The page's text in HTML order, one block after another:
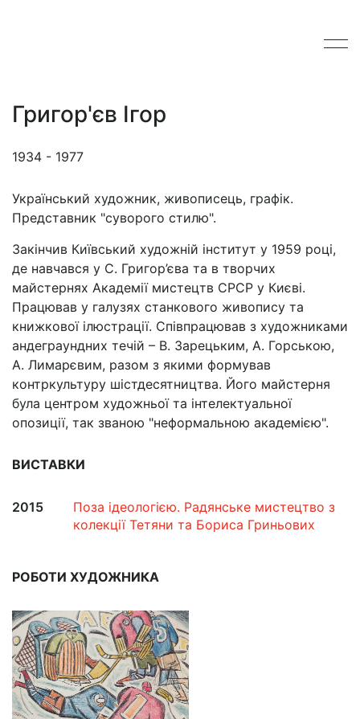
Григор'єв Ігор
1934 - 1977
Український художник, живописець, графік.
Представник "суворого стилю".
Закінчив Київський художній інститут у 1959 році,
де навчався у С. Григор’єва та в творчих
майстернях Академії мистецтв СРСР у Києві.
Працював у галузях станкового живопису та
книжкової ілюстрації. Співпрацював з художниками
андеграундних течій – В. Зарецьким, А. Горською,
А. Лимарєвим, разом з якими формував
контркультуру шістдесятництва. Його майстерня
була центром художньої та інтелектуальної
опозиції, так званою "неформальною академією".
ВИСТАВКИ
2015
Поза ідеологією. Радянське мистецтво з
колекції Тетяни та Бориса Гриньових
РОБОТИ ХУДОЖНИКА